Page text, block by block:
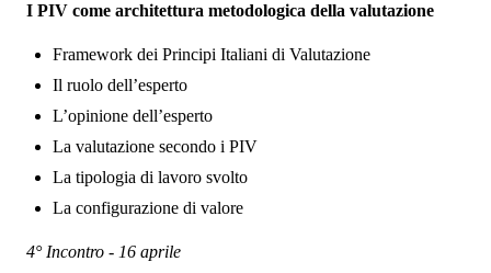
I PIV come architettura metodologica della valutazione
Framework dei Principi Italiani di Valutazione
Il ruolo dell’esperto
L’opinione dell’esperto
La valutazione secondo i PIV
La tipologia di lavoro svolto
La configurazione di valore
4° Incontro - 16 aprile